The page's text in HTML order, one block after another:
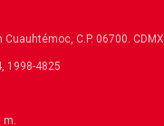
C.P. 06700. CDMX
1998-4825
m.